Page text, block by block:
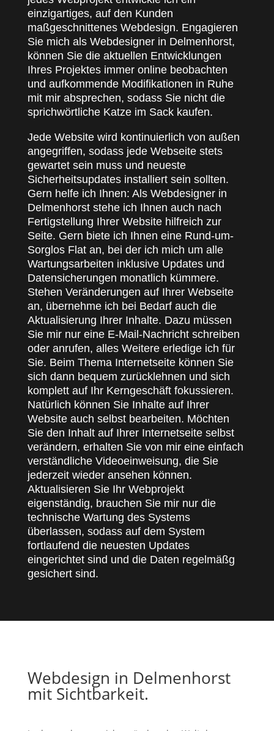
einzigartiges, auf den Kunden
maßgeschnittenes Webdesign. Engagieren
Sie mich als Webdesigner in Delmenhorst,
können Sie die aktuellen Entwicklungen
Ihres Projektes immer online beobachten
und aufkommende Modifikationen in Ruhe
mit mir absprechen, sodass Sie nicht die
sprichwörtliche Katze im Sack kaufen.
Jede Website wird kontinuierlich von außen
angegriffen, sodass jede Webseite stets
gewartet sein muss und neueste
Sicherheitsupdates installiert sein sollten.
Gern helfe ich Ihnen: Als Webdesigner in
Delmenhorst stehe ich Ihnen auch nach
Fertigstellung Ihrer Website hilfreich zur
Seite. Gern biete ich Ihnen eine Rund-um-
Sorglos Flat an, bei der ich mich um alle
Wartungsarbeiten inklusive Updates und
Datensicherungen monatlich kümmere.
Stehen Veränderungen auf Ihrer Webseite
an, übernehme ich bei Bedarf auch die
Aktualisierung Ihrer Inhalte. Dazu müssen
Sie mir nur eine E-Mail-Nachricht schreiben
oder anrufen, alles Weitere erledige ich für
Sie. Beim Thema Internetseite können Sie
sich dann bequem zurücklehnen und sich
komplett auf Ihr Kerngeschäft fokussieren.
Natürlich können Sie Inhalte auf Ihrer
Website auch selbst bearbeiten. Möchten
Sie den Inhalt auf Ihrer Internetseite selbst
verändern, erhalten Sie von mir eine einfach
verständliche Videoeinweisung, die Sie
jederzeit wieder ansehen können.
Aktualisieren Sie Ihr Webprojekt
eigenständig, brauchen Sie mir nur die
technische Wartung des Systems
überlassen, sodass auf dem System
fortlaufend die neuesten Updates
eingerichtet sind und die Daten regelmäßg
gesichert sind.
Webdesign in Delmenhorst
mit Sichtbarkeit.